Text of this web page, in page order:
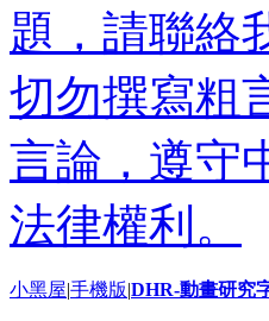
題，請聯絡
切勿撰寫粗
言論，遵守
法律權利。
小黑屋|手機版|DHR-動畫研究